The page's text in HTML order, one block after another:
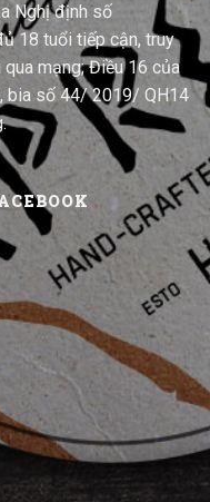
Nghị định số
18 tuổi tiếp cận, truy
mạng; Điều 16 của
bia số 44/ 2019/ QH14